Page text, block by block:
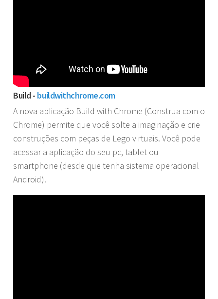
Build - buildwithchrome.com
A nova aplicação Build with Chrome (Construa com o
Chrome) permite que você solte a imaginação e crie
construções com peças de Lego virtuais. Você pode
acessar a aplicação do seu pc, tablet ou
smartphone (desde que tenha sistema operacional
Android).